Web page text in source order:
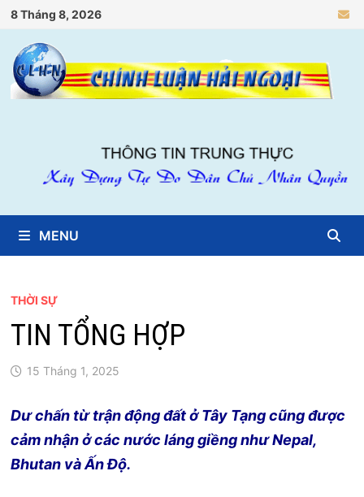
Skip
to
content
8 Tháng 8, 2026
MENU
THỜI SỰ
TIN TỔNG HỢP
15 Tháng 1, 2025
Dư chấn từ trận động đất ở Tây Tạng cũng được
cảm nhận ở các nước láng giềng như Nepal,
Bhutan và Ấn Độ.